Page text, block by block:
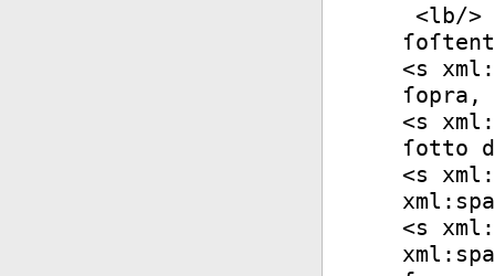
<lb/>
<s
ſopra,
<s
ſotto
<s
<s